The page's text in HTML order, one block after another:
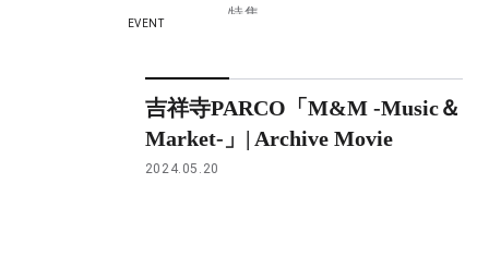
特集
EVENT
吉祥寺PARCO「M&M -Music＆
Market-」| Archive Movie
2024.05.20